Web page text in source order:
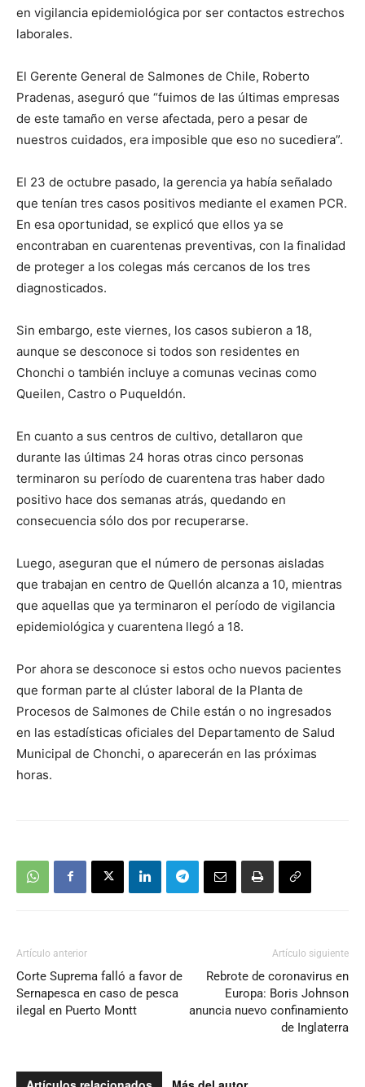
en vigilancia epidemiológica por ser contactos estrechos
laborales.
El Gerente General de Salmones de Chile, Roberto
Pradenas, aseguró que “fuimos de las últimas empresas
de este tamaño en verse afectada, pero a pesar de
nuestros cuidados, era imposible que eso no sucediera”.
El 23 de octubre pasado, la gerencia ya había señalado
que tenían tres casos positivos mediante el examen PCR.
En esa oportunidad, se explicó que ellos ya se
encontraban en cuarentenas preventivas, con la finalidad
de proteger a los colegas más cercanos de los tres
diagnosticados.
Sin embargo, este viernes, los casos subieron a 18,
aunque se desconoce si todos son residentes en
Chonchi o también incluye a comunas vecinas como
Queilen, Castro o Puqueldón.
En cuanto a sus centros de cultivo, detallaron que
durante las últimas 24 horas otras cinco personas
terminaron su período de cuarentena tras haber dado
positivo hace dos semanas atrás, quedando en
consecuencia sólo dos por recuperarse.
Luego, aseguran que el número de personas aisladas
que trabajan en centro de Quellón alcanza a 10, mientras
que aquellas que ya terminaron el período de vigilancia
epidemiológica y cuarentena llegó a 18.
Por ahora se desconoce si estos ocho nuevos pacientes
que forman parte al clúster laboral de la Planta de
Procesos de Salmones de Chile están o no ingresados
en las estadísticas oficiales del Departamento de Salud
Municipal de Chonchi, o aparecerán en las próximas
horas.
Artículo anterior
Corte Suprema falló a favor de
Sernapesca en caso de pesca
ilegal en Puerto Montt
Artículo siguiente
Rebrote de coronavirus en
Europa: Boris Johnson
anuncia nuevo confinamiento
de Inglaterra